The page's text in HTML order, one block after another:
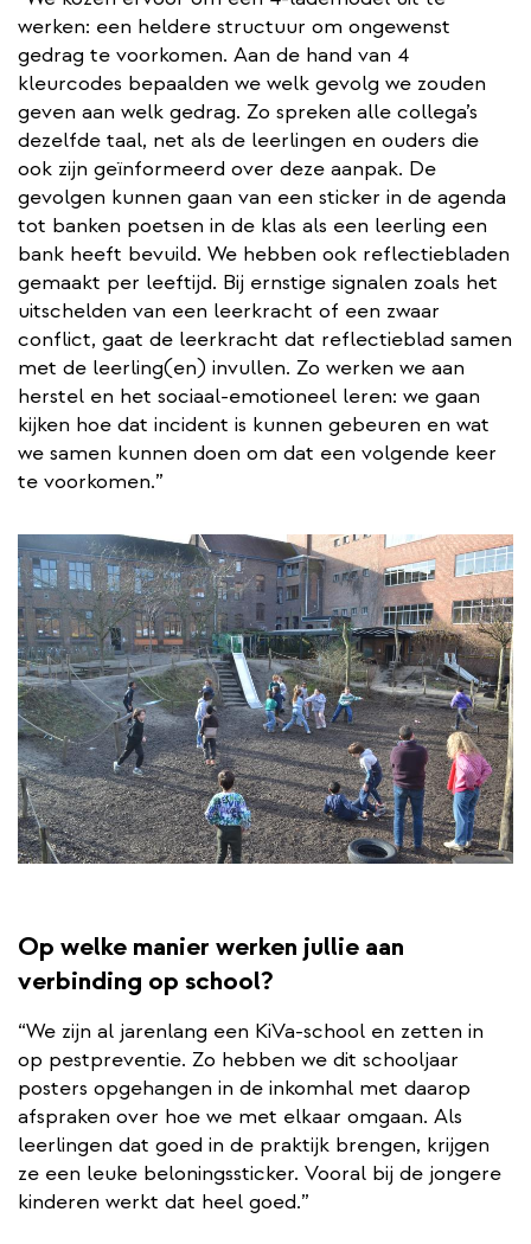
werken: een heldere structuur om ongewenst
gedrag te voorkomen. Aan de hand van 4
kleurcodes bepaalden we welk gevolg we zouden
geven aan welk gedrag. Zo spreken alle collega’s
dezelfde taal, net als de leerlingen en ouders die
ook zijn geïnformeerd over deze aanpak. De
gevolgen kunnen gaan van een sticker in de agenda
tot banken poetsen in de klas als een leerling een
bank heeft bevuild. We hebben ook reflectiebladen
gemaakt per leeftijd. Bij ernstige signalen zoals het
uitschelden van een leerkracht of een zwaar
conflict, gaat de leerkracht dat reflectieblad samen
met de leerling(en) invullen. Zo werken we aan
herstel en het sociaal-emotioneel leren: we gaan
kijken hoe dat incident is kunnen gebeuren en wat
we samen kunnen doen om dat een volgende keer
te voorkomen.”
Op welke manier werken jullie aan
verbinding op school?
“We zijn al jarenlang een KiVa-school en zetten in
op pestpreventie. Zo hebben we dit schooljaar
posters opgehangen in de inkomhal met daarop
afspraken over hoe we met elkaar omgaan. Als
leerlingen dat goed in de praktijk brengen, krijgen
ze een leuke beloningssticker. Vooral bij de jongere
kinderen werkt dat heel goed.”